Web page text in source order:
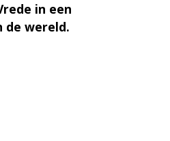
in een
de wereld.